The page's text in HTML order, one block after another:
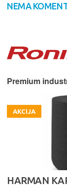
NEMA
Premium
AKCIJA
HARMAN